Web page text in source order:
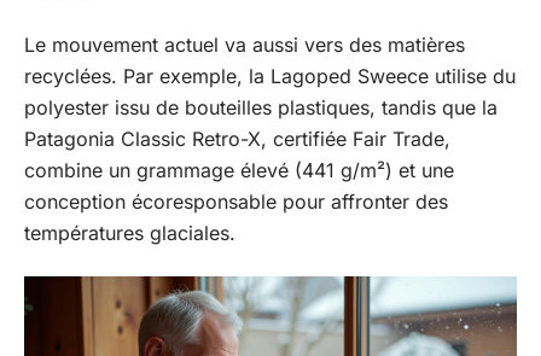
Le mouvement actuel va aussi vers des matières
recyclées. Par exemple, la Lagoped Sweece utilise du
polyester issu de bouteilles plastiques, tandis que la
Patagonia Classic Retro-X, certifiée Fair Trade,
combine un grammage élevé (441 g/m²) et une
conception écoresponsable pour affronter des
températures glaciales.